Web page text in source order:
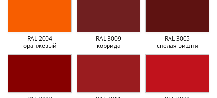
RAL 2004
оранжевый
RAL 3009
коррида
RAL 3005
спелая вишня